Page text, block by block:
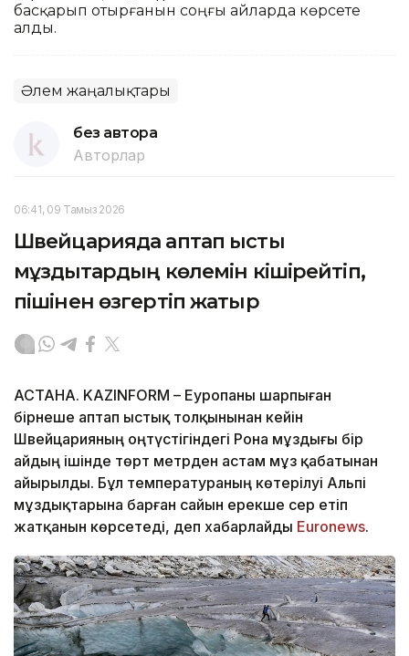
басқарып отырғанын соңғы айларда көрсете
алды.
Әлем жаңалықтары
без автора
Авторлар
06:41, 09 Тамыз 2026
Швейцарияда аптап ыстық
мұздықтардың көлемін кішірейтіп,
пішінен өзгертіп жатыр
АСТАНА. KAZINFORM – Еуропаны шарпыған
бірнеше аптап ыстық толқынынан кейін
Швейцарияның оңтүстігіндегі Рона мұздығы бір
айдың ішінде төрт метрден астам мұз қабатынан
айырылды. Бұл температураның көтерілуі Альпі
мұздықтарына барған сайын ерекше әсер етіп
жатқанын көрсетеді, деп хабарлайды Еuronews.